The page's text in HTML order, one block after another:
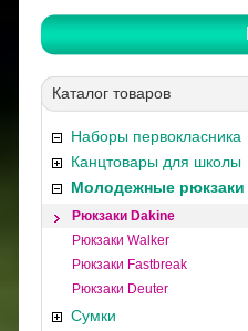
Каталог товаров
Наборы первокласника
Канцтовары для школы
Молодежные рюкзаки
Рюкзаки Dakine
Рюкзаки Walker
Рюкзаки Fastbreak
Рюкзаки Deuter
Сумки